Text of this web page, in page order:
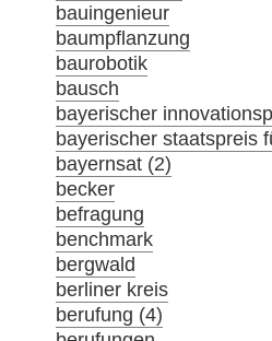
bauingenieur
baumpflanzung
baurobotik
bausch
bayerischer
bayerischer staatspreis
bayernsat (2)
becker
befragung
benchmark
bergwald
berliner kreis
berufung (4)